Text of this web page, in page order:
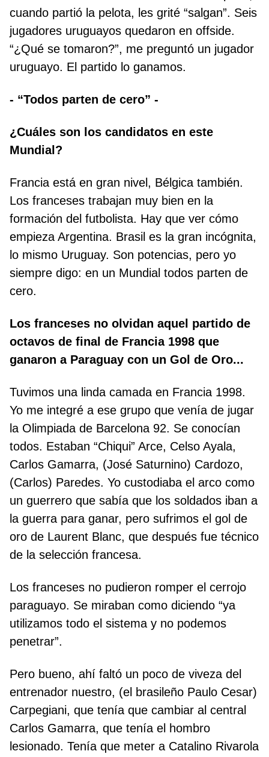
cuando partió la pelota, les grité “salgan”. Seis
jugadores uruguayos quedaron en offside.
“¿Qué se tomaron?”, me preguntó un jugador
uruguayo. El partido lo ganamos.
- “Todos parten de cero” -
¿Cuáles son los candidatos en este
Mundial?
Francia está en gran nivel, Bélgica también.
Los franceses trabajan muy bien en la
formación del futbolista. Hay que ver cómo
empieza Argentina. Brasil es la gran incógnita,
lo mismo Uruguay. Son potencias, pero yo
siempre digo: en un Mundial todos parten de
cero.
Los franceses no olvidan aquel partido de
octavos de final de Francia 1998 que
ganaron a Paraguay con un Gol de Oro...
Tuvimos una linda camada en Francia 1998.
Yo me integré a ese grupo que venía de jugar
la Olimpiada de Barcelona 92. Se conocían
todos. Estaban “Chiqui” Arce, Celso Ayala,
Carlos Gamarra, (José Saturnino) Cardozo,
(Carlos) Paredes. Yo custodiaba el arco como
un guerrero que sabía que los soldados iban a
la guerra para ganar, pero sufrimos el gol de
oro de Laurent Blanc, que después fue técnico
de la selección francesa.
Los franceses no pudieron romper el cerrojo
paraguayo. Se miraban como diciendo “ya
utilizamos todo el sistema y no podemos
penetrar”.
Pero bueno, ahí faltó un poco de viveza del
entrenador nuestro, (el brasileño Paulo Cesar)
Carpegiani, que tenía que cambiar al central
Carlos Gamarra, que tenía el hombro
lesionado. Tenía que meter a Catalino Rivarola